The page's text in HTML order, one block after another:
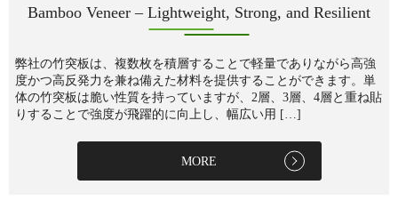
Bamboo Veneer – Lightweight, Strong, and Resilient
弊社の竹突板は、複数枚を積層することで軽量でありながら高強
度かつ高反発力を兼ね備えた材料を提供することができます。単
体の竹突板は脆い性質を持っていますが、2層、3層、4層と重ね貼
りすることで強度が飛躍的に向上し、幅広い用 […]
MORE